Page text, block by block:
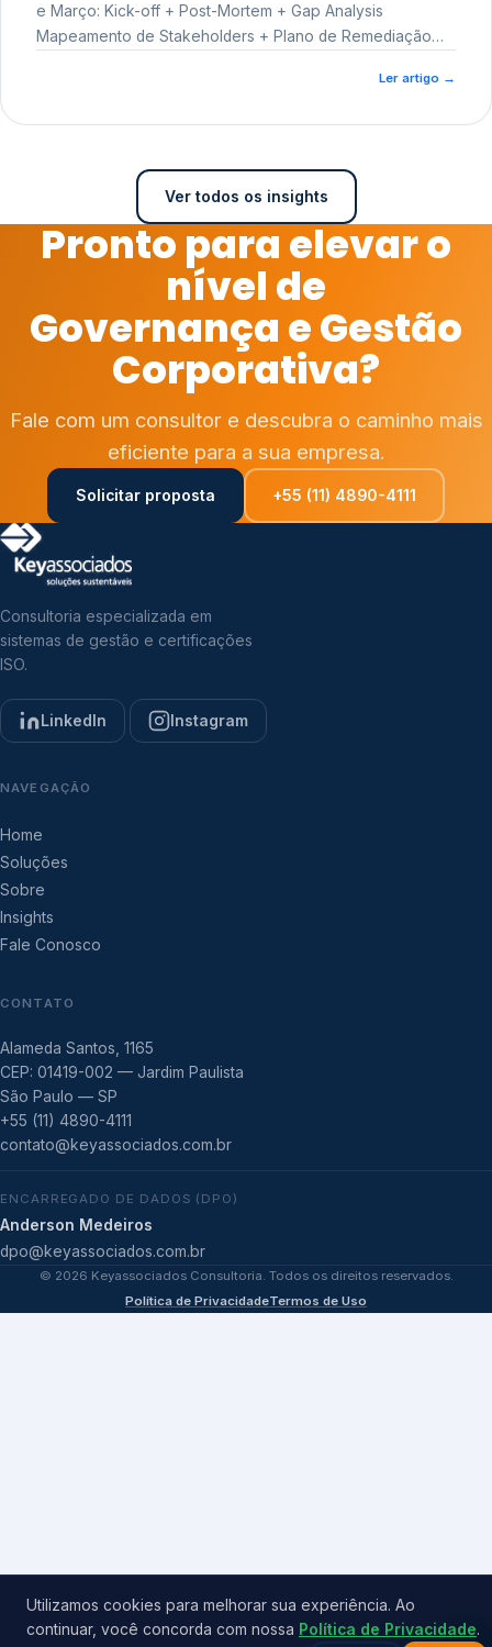
e Março: Kick-off + Post-Mortem + Gap Analysis
Mapeamento de Stakeholders + Plano de Remediação
Ler artigo →
Ver todos os insights
Pronto para elevar o
nível de
Governança e Gestão
Corporativa?
Fale com um consultor e descubra o caminho mais
eficiente para a sua empresa.
Solicitar proposta +55 (11) 4890-4111
Consultoria especializada em
sistemas de gestão e certificações
ISO.
LinkedIn Instagram
NAVEGAÇÃO
Home
Soluções
Sobre
Insights
Fale Conosco
CONTATO
Alameda Santos, 1165
CEP: 01419-002 — Jardim Paulista
São Paulo — SP
+55 (11) 4890-4111
contato@keyassociados.com.br
ENCARREGADO DE DADOS (DPO)
Anderson Medeiros
dpo@keyassociados.com.br
© 2026 Keyassociados Consultoria. Todos os direitos reservados.
Política de PrivacidadeTermos de Uso
Utilizamos cookies para melhorar sua experiência. Ao
continuar, você concorda com nossa Política de Privacidade.